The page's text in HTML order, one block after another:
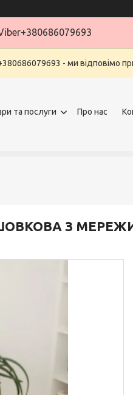
- ми відповімо
та послуги Про нас
ШОВКОВА З